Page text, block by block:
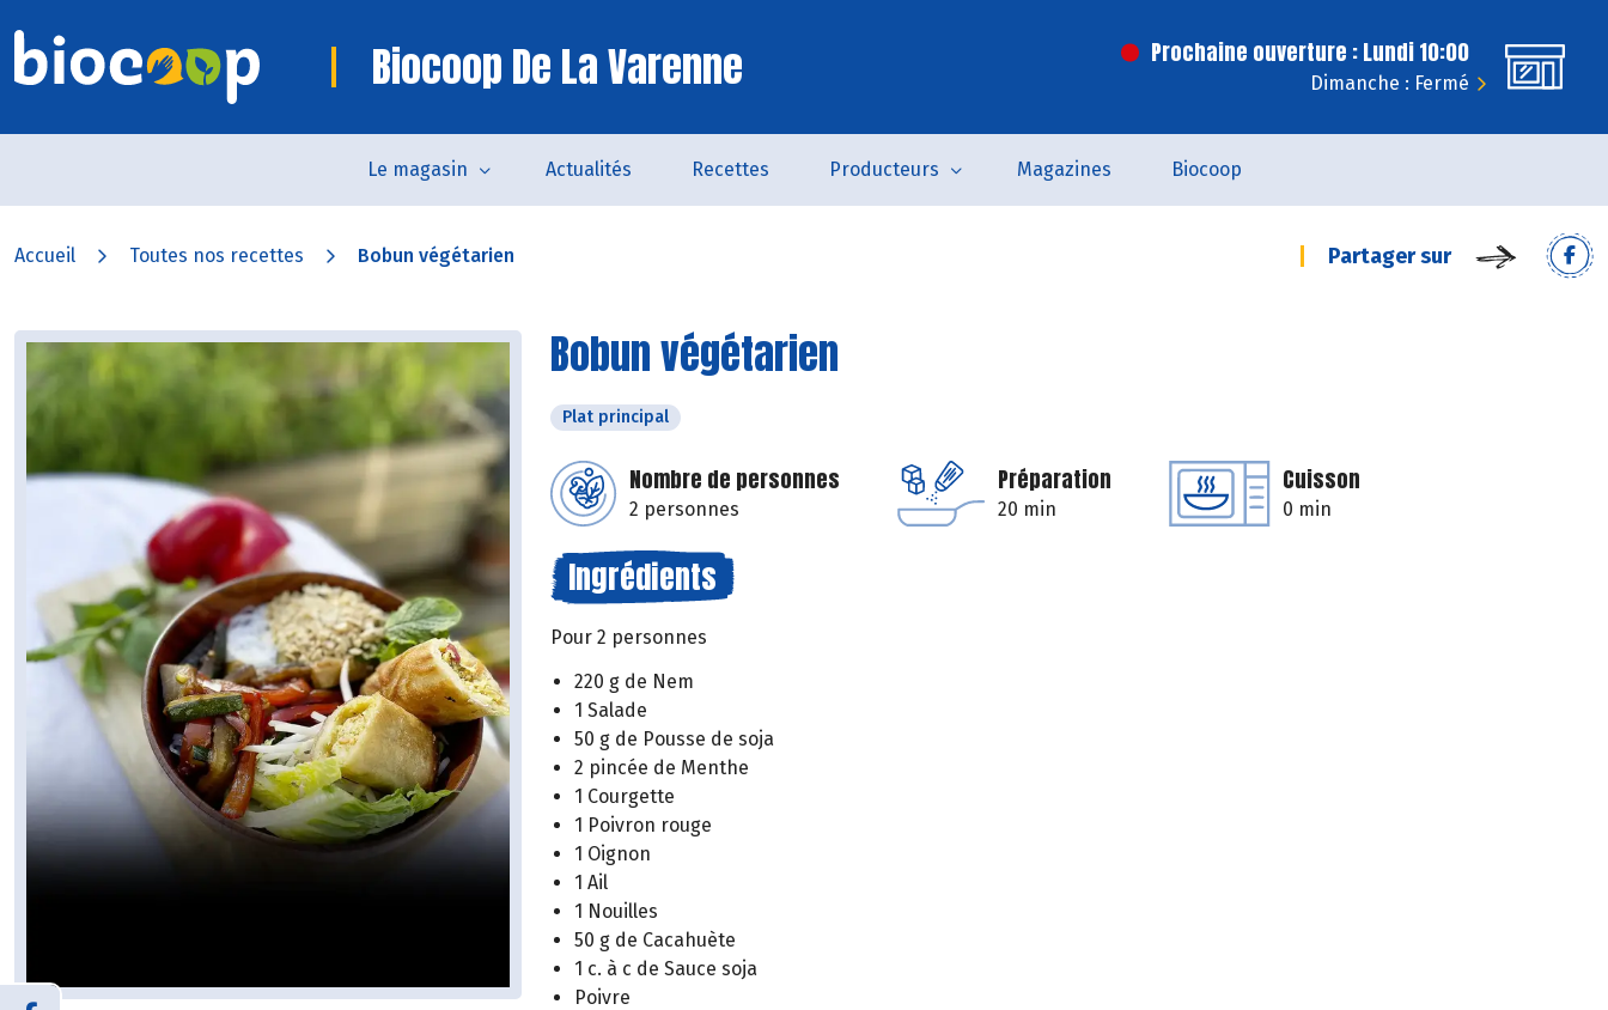
Biocoop De La Varenne Prochaine ouverture : Lundi 10:00
Dimanche : Fermé
Le magasin Actualités Recettes Producteurs Magazines Biocoop
Accueil Toutes nos recettes Bobun végétarien Partager sur
Bobun végétarien
Plat principal
Nombre de personnes
2 personnes
Préparation
20 min
Cuisson
0 min
Ingrédients
Pour 2 personnes
220 g de Nem
1 Salade
50 g de Pousse de soja
2 pincée de Menthe
1 Courgette
1 Poivron rouge
1 Oignon
1 Ail
1 Nouilles
50 g de Cacahuète
1 c. à c de Sauce soja
Poivre